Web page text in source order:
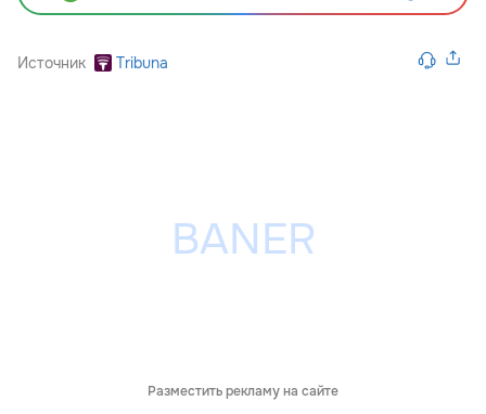
Источник Tribuna
Разместить рекламу на сайте